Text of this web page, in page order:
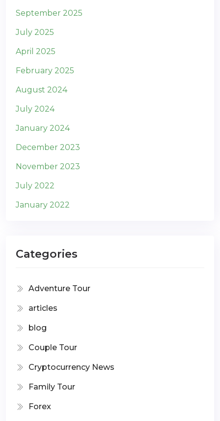
September 2025
July 2025
April 2025
February 2025
August 2024
July 2024
January 2024
December 2023
November 2023
July 2022
January 2022
Categories
Adventure Tour
articles
blog
Couple Tour
Cryptocurrency News
Family Tour
Forex